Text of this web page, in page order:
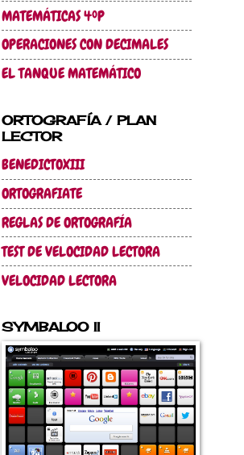
MATEMÁTICAS 4ºP
OPERACIONES CON DECIMALES
EL TANQUE MATEMÁTICO
ORTOGRAFÍA / PLAN
LECTOR
BENEDICTOXIII
ORTOGRAFIATE
REGLAS DE ORTOGRAFÍA
TEST DE VELOCIDAD LECTORA
VELOCIDAD LECTORA
SYMBALOO II